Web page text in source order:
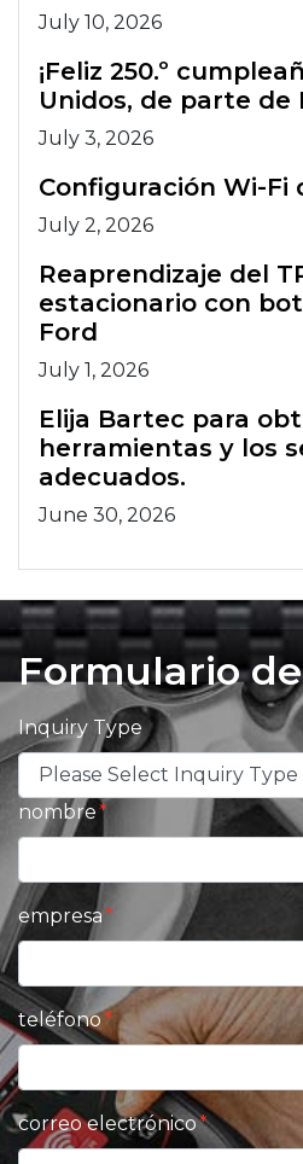
July 10, 2026
¡Feliz 250.º
Unidos, de parte de
July 3, 2026
Configuración Wi-Fi
July 2, 2026
Reaprendizaje del
estacionario con
Ford
July 1, 2026
Elija Bartec para
herramientas y los
adecuados.
June 30, 2026
Formulario
Inquiry Type
nombre
empresa
teléfono
correo electrónico